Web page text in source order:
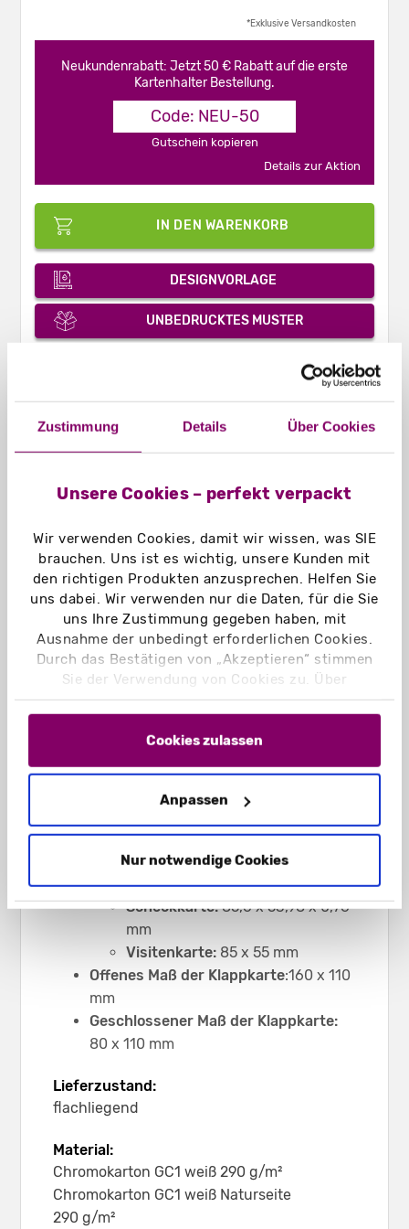
Zustimmung Details Über Cookies
Unsere Cookies – perfekt verpackt
Wir verwenden Cookies, damit wir wissen, was SIE
brauchen. Uns ist es wichtig, unsere Kunden mit
den richtigen Produkten anzusprechen. Helfen Sie
uns dabei. Wir verwenden nur die Daten, für die Sie
uns Ihre Zustimmung gegeben haben, mit
Ausnahme der unbedingt erforderlichen Cookies.
Durch das Bestätigen von „Akzeptieren“ stimmen
Sie der Verwendung von Cookies zu. Über
„Einstellungen“ können Sie auswählen, welche
Cookies Sie zulassen. Hier finden Sie unser
und unsereDatenschutzerklärung
Cookies zulassen
Anpassen
Nur notwendige Cookies
*Exklusive Versandkosten
Neukundenrabatt: Jetzt 50 € Rabatt auf die erste
Kartenhalter Bestellung.
Code: NEU-50
Gutschein kopieren
Details zur Aktion
IN DEN WARENKORB
DESIGNVORLAGE
UNBEDRUCKTES MUSTER
KONTAKT & HILFE
Technische Daten
Druckbereiche
Download
Technische Daten – Kartenhalter -
Standard - Hochformat Parallelschlitz
Zwei Eckschlitzefür Karten im
Scheckkartenformat
Passend für die Formate
Scheckkarte:85,6 x 53,98 x 0,76
mm
Visitenkarte: 85 x 55 mm
Offenes Maß der Klappkarte:160 x 110
mm
Geschlossener Maß der Klappkarte:
80 x 110 mm
Lieferzustand:
flachliegend
Material:
Chromokarton GC1 weiß 290 g/m²
Chromokarton GC1 weiß Naturseite
290 g/m²